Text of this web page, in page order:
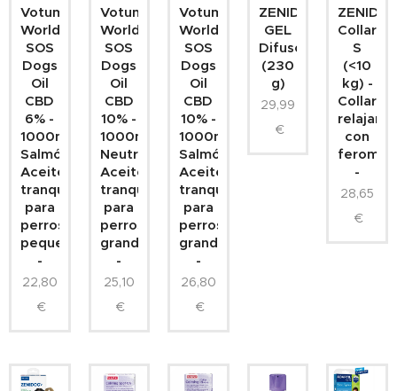
Votum
World
SOS
Dogs
Oil
CBD
6% -
1000mg
Salmón-
Aceite
tranquilizante
para
perros
pequeños/medianos
-
22,80
€
Votum
World
SOS
Dogs
Oil
CBD
10% -
1000mg
Neutro-
Aceite
tranquilizante
para
perros
grandes
-
25,10
€
Votum
World
SOS
Dogs
Oil
CBD
10% -
1000mg
Salmón-
Aceite
tranquilizante
para
perros
grandes
-
26,80
€
ZENIDOG
GEL
Difusor
(230
g)
29,99
€
Collar
S
(<10
kg) -
Collar
con
-
28,65
€